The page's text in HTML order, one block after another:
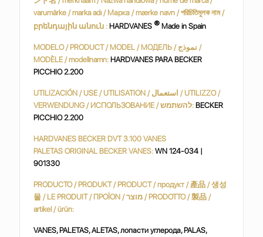
varumärke / marka adı / Марка / mærke navn / পরিচিতিমুলক নাম /
բրենդային անուն : HARDVANES ® Made in Spain
MODELO / PRODUCT / MODEL / МОДЕЛЬ / نموذج /
MODÈLE / modellnamn: HARDVANES PARA BECKER
PICCHIO 2.200
UTILIZACIÓN / USE / UTILISATION / استعمال / UTILIZZO /
VERWENDUNG / ИСПОЛЬЗОВАНИЕ / להשתמש: BECKER
PICCHIO 2.200
HARDVANES BECKER DVT 3.100 VANES
PALETAS ORIGINAL BECKER VANES: WN 124-034 |
901330
PRODUCTO / PRODUKT / PRODUCT / продукт / 產品 / 생성
물 / LE PRODUIT / ΠΡΟΪΟΝ / מוצר / PRODOTTO / 製品 /
artikel / ürün:
VANES, PALETAS, ALETAS, лопасти углерода, PALAS,